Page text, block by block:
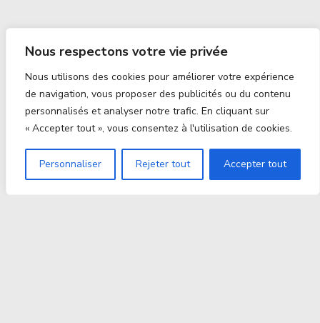
Nous respectons votre vie privée
Nous utilisons des cookies pour améliorer votre expérience
de navigation, vous proposer des publicités ou du contenu
personnalisés et analyser notre trafic. En cliquant sur
« Accepter tout », vous consentez à l'utilisation de cookies.
Personnaliser Rejeter tout Accepter tout